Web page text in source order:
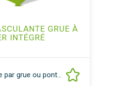
GRUE À
INTÉGRÉ
par grue ou pont...